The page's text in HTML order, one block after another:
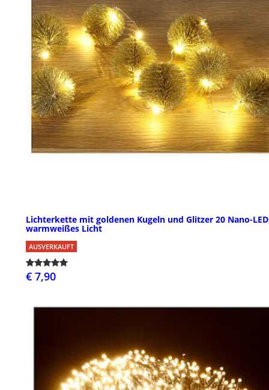
Lichterkette mit goldenen Kugeln und Glitzer 20 Nano-
warmweißes Licht
AUSVERKAUFT
€ 7,90